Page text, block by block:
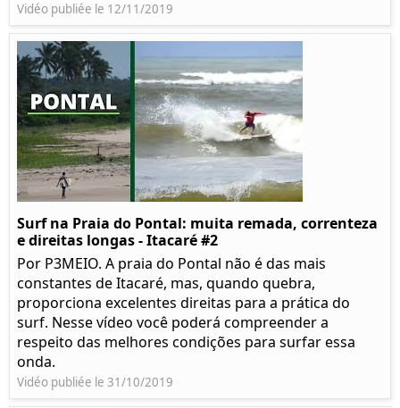
Vidéo publiée le 12/11/2019
Surf na Praia do Pontal: muita remada, correnteza
e direitas longas - Itacaré #2
Por P3MEIO. A praia do Pontal não é das mais
constantes de Itacaré, mas, quando quebra,
proporciona excelentes direitas para a prática do
surf. Nesse vídeo você poderá compreender a
respeito das melhores condições para surfar essa
onda.
Vidéo publiée le 31/10/2019